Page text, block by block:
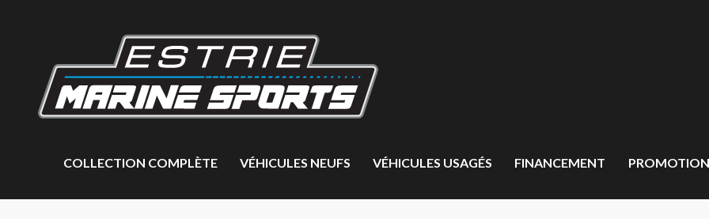
COLLECTION COMPLÈTE VÉHICULES NEUFS VÉHICULES USAGÉS FINANCEMENT